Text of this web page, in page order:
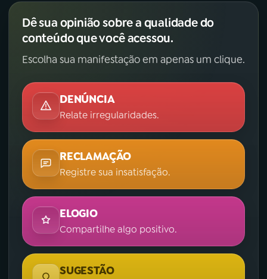
Dê sua opinião sobre a qualidade do
conteúdo que você acessou.
Escolha sua manifestação em apenas um clique.
DENÚNCIA
Relate irregularidades.
RECLAMAÇÃO
Registre sua insatisfação.
ELOGIO
Compartilhe algo positivo.
SUGESTÃO